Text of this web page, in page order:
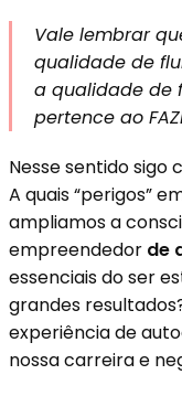
Vale lembrar
qualidade de
a qualidade de
pertence ao
Nesse sentido sigo
A quais “perigos”
ampliamos a
empreendedor de
essenciais do ser
grandes
experiência de
nossa carreira e